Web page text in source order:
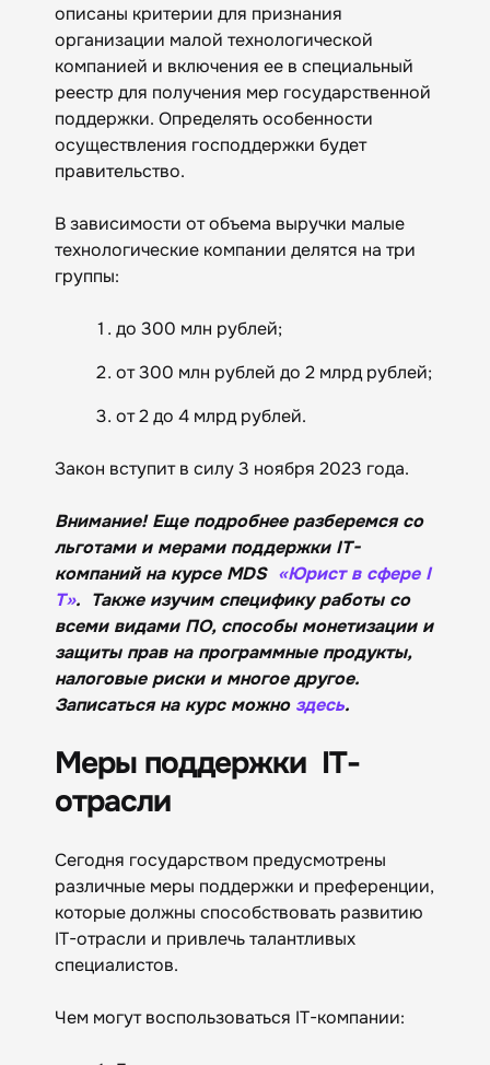
описаны критерии для признания
организации малой технологической
компанией и включения ее в специальный
реестр для получения мер государственной
поддержки. Определять особенности
осуществления господдержки будет
правительство.
В зависимости от объема выручки малые
технологические компании делятся на три
группы:
до 300 млн рублей;
от 300 млн рублей до 2 млрд рублей;
от 2 до 4 млрд рублей.
Закон вступит в силу 3 ноября 2023 года.
Внимание! Еще подробнее разберемся со
льготами и мерами поддержки IT-
компаний на курсе MDS «Юрист в сфере I
T». Также изучим специфику работы со
всеми видами ПО, способы монетизации и
защиты прав на программные продукты,
налоговые риски и многое другое.
Записаться на курс можно здесь.
Меры поддержки IT-
отрасли
Сегодня государством предусмотрены
различные меры поддержки и преференции,
которые должны способствовать развитию
IT-отрасли и привлечь талантливых
специалистов.
Чем могут воспользоваться IT-компании: